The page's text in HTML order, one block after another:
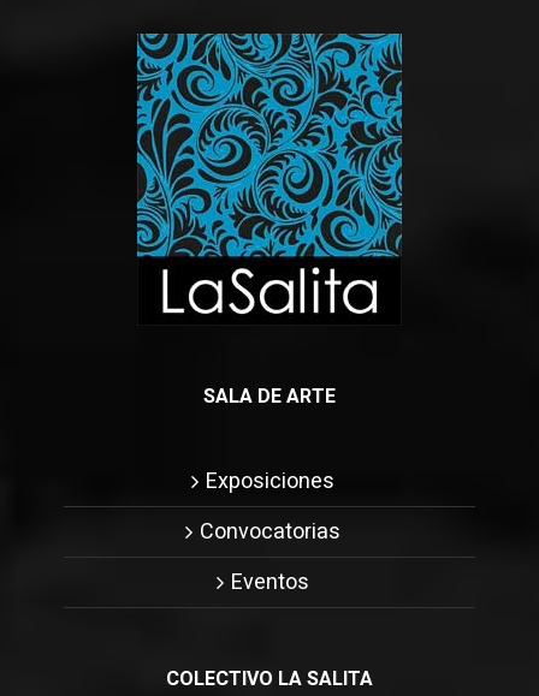
SALA DE ARTE
Exposiciones
Convocatorias
Eventos
COLECTIVO LA SALITA